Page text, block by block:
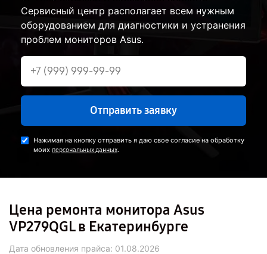
Сервисный центр располагает всем нужным
оборудованием для диагностики и устранения
проблем мониторов Asus.
Отправить заявку
Нажимая на кнопку отправить я даю свое согласие на обработку
моих персональных данных.
Цена ремонта монитора Asus
VP279QGL в Екатеринбурге
Дата обновления прайса: 01.08.2026